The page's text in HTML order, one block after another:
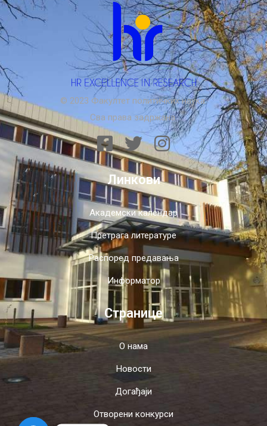
© 2023 Факултет политичких наука.
Сва права задржана.
Линкови
Академски календар
Претрага литературе
Распоред предавања
Информатор
Странице
О нама
Новости
Догађаји
Отворени конкурси